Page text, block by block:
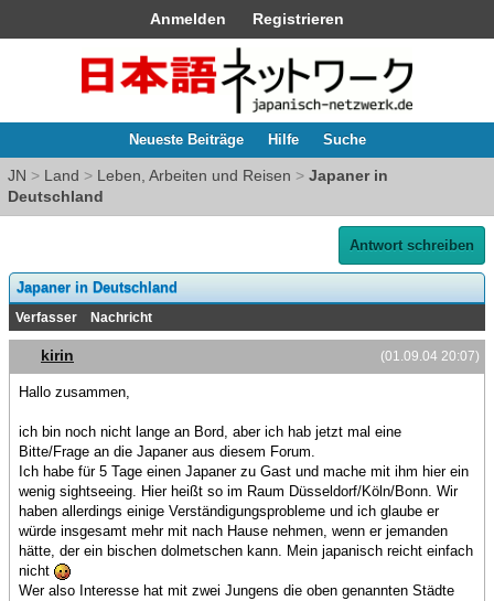
Anmelden Registrieren
Neueste Beiträge Hilfe Suche
JN > Land > Leben, Arbeiten und Reisen > Japaner in
Deutschland
Antwort schreiben
Japaner in Deutschland
Verfasser Nachricht
(01.09.04 20:07)
kirin
Hallo zusammen,
ich bin noch nicht lange an Bord, aber ich hab jetzt mal eine
Bitte/Frage an die Japaner aus diesem Forum.
Ich habe für 5 Tage einen Japaner zu Gast und mache mit ihm hier ein
wenig sightseeing. Hier heißt so im Raum Düsseldorf/Köln/Bonn. Wir
haben allerdings einige Verständigungsprobleme und ich glaube er
würde insgesamt mehr mit nach Hause nehmen, wenn er jemanden
hätte, der ein bischen dolmetschen kann. Mein japanisch reicht einfach
nicht
Wer also Interesse hat mit zwei Jungens die oben genannten Städte